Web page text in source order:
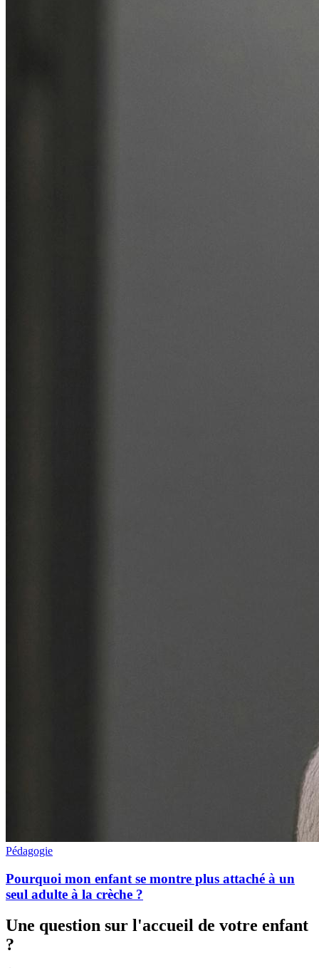
Pédagogie
Pourquoi mon enfant se montre plus attaché à un
seul adulte à la crèche ?
Une question sur l'accueil de votre enfant
?